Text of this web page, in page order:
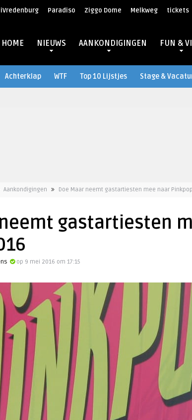
Paradiso Ziggo Dome Melkweg tickets
HOME NIEUWS AANKONDIGINGEN FUN &
Achterklap WTF Top 10 Lijstjes Stage &
Aankondigingen Doe Maar neemt gastartiesten mee naar
gastartiesten
op 9 mei 2016 om 17:15